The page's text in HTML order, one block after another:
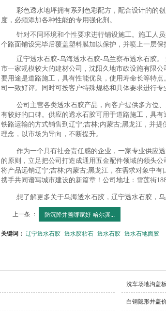
彩色透水地坪拥有系列色彩配方，配合设计的的
度，必须添加各种性能的专用强化剂。
针对不同环境和个性要求进行铺设施工。施工人
个路面铺设完毕后覆盖塑料膜加以保护，并喷上一层
辽宁透水石胶-乌海透水石胶-乌兰察布透水石胶
市一家规模较大的建材公司，沈阳久地市政设施有限
要用途是道路施工，具有性能优良，使用寿命长等特
司一致好评。同时可按客户特殊规格和具体要求进行专
公司主营各类透水石胶产品，向客户提供多方位
有较好的口碑。供应的透水石胶可用于道路施工，具
铁路运输的方式销售到辽宁;吉林;内蒙古;黑龙江，并
理念，以市场为导向，不断提升。
作为一个具有社会责任感的企业，一家专业供应
的原则，立足把公司打造成通用五金配件领域的领头
将产品远销辽宁;吉林;内蒙古;黑龙江，在需求对象中
携手共同谱写城市建设的新篇章！公司地址：雪莲街188
想了解更多关于乌海透水石胶，辽宁透水石胶，
上一条 ： 防沉降井盖哪家好-哈尔滨...
关键词： 辽宁透水石胶 透水胶粘石 透水石胶 透水石地面胶
洗车场地沟盖
白钢隐形井盖